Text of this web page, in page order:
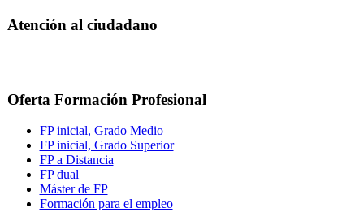
Atención al ciudadano
Oferta Formación Profesional
FP inicial, Grado Medio
FP inicial, Grado Superior
FP a Distancia
FP dual
Máster de FP
Formación para el empleo